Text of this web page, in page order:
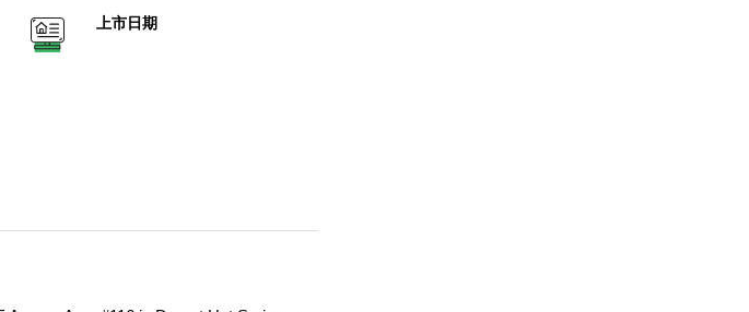
上市日期